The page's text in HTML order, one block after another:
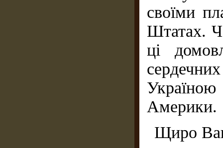
своїми
Штатах.
ці
Америки.
Щиро